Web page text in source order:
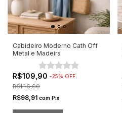
Cabideiro Moderno Cath Off
Metal e Madeira
R$109,90 -25% OFF
R$146,90
R$98,91 com Pix